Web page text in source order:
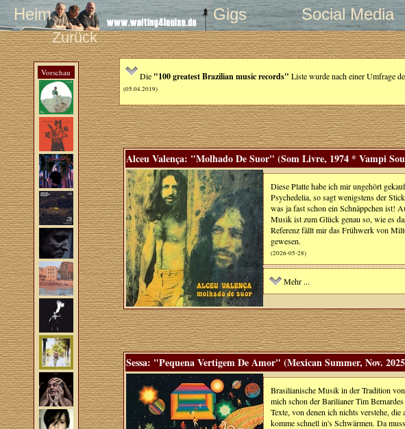
Heim Gigs Social Media
Zurück
Vorschau Die "100 greatest Brazilian music records" Liste wurde nach einer Umfrage
(05.04.2019)
Alceu Valença: "Molhado De Suor" (Som Livre, 1974 * Vampi
Diese Platte habe ich mir ungehört
Psychedelia, so sagt wenigstens der
was ja fast schon ein Schnäppchen ist!
Musik ist zum Glück genau so, wie es
Referenz fällt mir das Frühwerk von
gewesen.
(2026-05-28)
Mehr ...
Sessa: "Pequena Vertigem De Amor" (Mexican Summer, Nov.
Brasilianische Musik in der Tradition
mich schon der Barilianer Tim
Texte, von denen ich nichts verstehe,
komme schnell in's Schwärmen. Da